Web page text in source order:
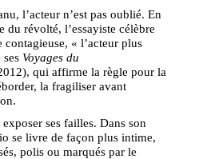
l’acteur n’est pas oublié. En
du révolté, l’essayiste célèbre
« l’acteur plus
Voyages du
qui affirme la règle pour la
la fragiliser avant
ses failles. Dans son
se livre de façon plus intime,
polis ou marqués par le